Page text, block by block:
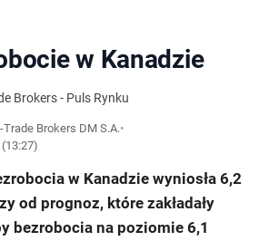
w Kanadzie
Brokers - Puls Rynku
Trade Brokers DM S.A.•
w Kanadzie wyniosła 6,2
od prognoz, które zakładały
bezrobocia na poziomie 6,1